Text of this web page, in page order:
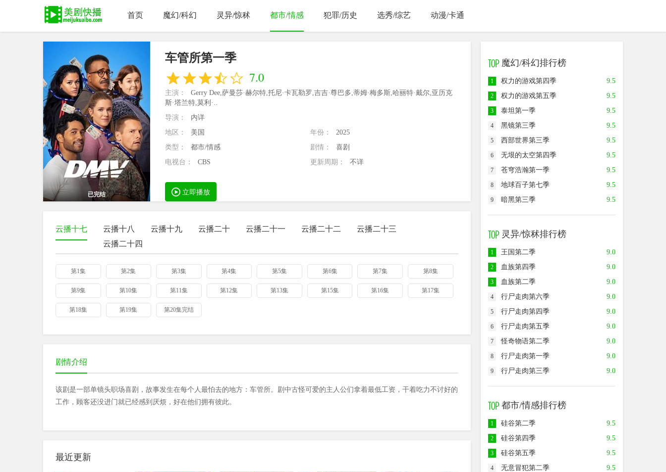
首页 魔幻/科幻 灵异/惊秫 都市/情感 犯罪/历史 选秀/综艺 动漫/卡通
已完结
车管所第一季
7.0
主演：
Gerry Dee,萨曼莎·赫尔特,托尼·卡瓦勒罗,吉吉·尊巴多,蒂姆·梅多斯,哈丽特·戴尔,亚历克
斯·塔兰特,莫利·..
导演：
内详
地区：
美国 年份：
2025
类型：
都市/情感 剧情：
喜剧
电视台：
CBS 更新周期： 不详
立即播放
云播十七 云播十八 云播十九 云播二十 云播二十一 云播二十二
云播二十三
云播二十四
第1集 第2集 第3集 第4集 第5集 第6集 第7集 第8集
第9集 第10集 第11集 第12集 第13集 第15集 第16集 第17集
第18集 第19集 第20集完结
剧情介绍
该剧是一部单镜头职场喜剧，故事发生在每个人最怕去的地方：车管所。剧中古怪可爱的主人公们拿着最低工资，干着吃力不讨好的
工作，顾客还没进门就已经感到厌烦，好在他们拥有彼此。
最近更新
魔幻/科幻排行榜
9.5
1
权力的游戏第四季
9.5
2
权力的游戏第五季
9.5
3
泰坦第一季
9.5
4
黑镜第三季
9.5
5
西部世界第三季
9.5
6
无垠的太空第四季
9.5
7
苍穹浩瀚第一季
9.5
8
地球百子第七季
9.5
9 暗黑第三季
灵异/惊秫排行榜
9.0
1
王国第二季
9.0
2
血族第四季
9.0
3
血族第二季
9.0
4
行尸走肉第六季
9.0
5
行尸走肉第四季
9.0
6
行尸走肉第五季
9.0
7
怪奇物语第二季
9.0
8
行尸走肉第一季
9.0
9 行尸走肉第三季
都市/情感排行榜
9.5
1
硅谷第二季
9.5
2
硅谷第四季
9.5
3
硅谷第五季
9.5
4
无意冒犯第二季